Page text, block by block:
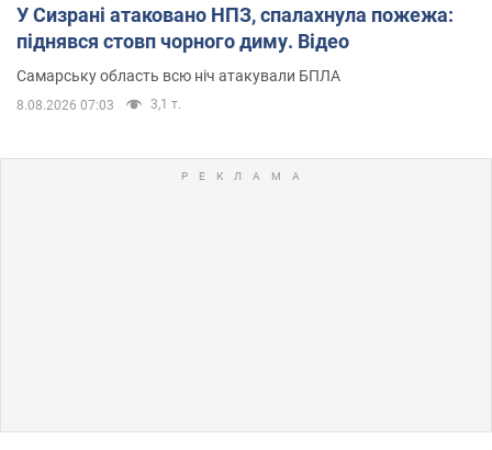
У Сизрані атаковано НПЗ, спалахнула пожежа:
піднявся стовп чорного диму. Відео
Самарську область всю ніч атакували БПЛА
8.08.2026 07:03 3,1 т.